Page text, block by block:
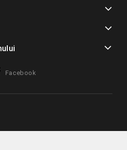
Facebook